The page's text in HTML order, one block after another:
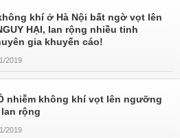
khí ở Hà Nội bất ngờ vọt lên
HẠI, lan rộng nhiều tỉnh
gia khuyến cáo!
2019
nhiễm không khí vọt lên ngưỡng
rộng
2019